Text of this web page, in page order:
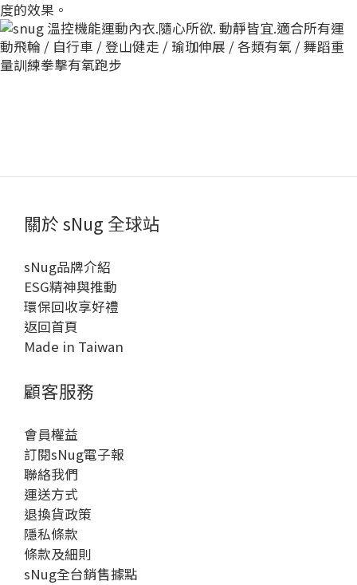
關於 sNug 全球站
sNug品牌介紹
ESG精神與推動
環保回收享好禮
返回首頁
Made in Taiwan
顧客服務
會員權益
訂閱sNug電子報
聯絡我們
運送方式
退換貨政策
隱私條款
條款及細則
sNug全台銷售據點